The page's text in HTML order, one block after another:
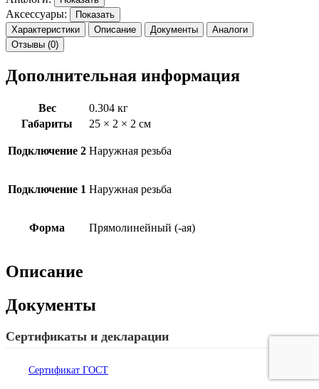
Аксессуары:
Показать
Характеристики
Описание Документы
Аналоги
Отзывы (0)
Дополнительная информация
Вес
0.304 кг
Габариты
25 × 2 × 2 см
Подключение 2 Наружная резьба
Подключение 1 Наружная резьба
Форма Прямолинейный (-ая)
Описание
Документы
Сертификаты и декларации
Сертификат ГОСТ